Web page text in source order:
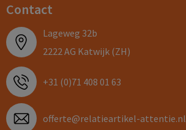
Contact
Lageweg 32b
2222 AG Katwijk (ZH)
+31 (0)71 408 01 63
offerte@relatieartikel-attentie.nl